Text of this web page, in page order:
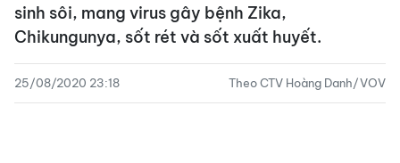
sinh sôi, mang virus gây bệnh Zika,
Chikungunya, sốt rét và sốt xuất huyết.
25/08/2020 23:18 Theo CTV Hoàng Danh/VOV